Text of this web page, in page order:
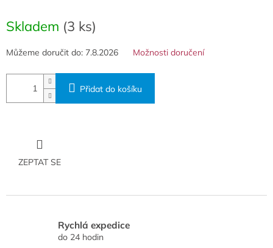
cena:
Skladem (3 ks)
Můžeme doručit do: 7.8.2026 Možnosti doručení
Přidat do košíku
ZEPTAT SE
Rychlá expedice
do 24 hodin